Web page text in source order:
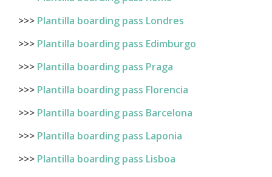
>>> Plantilla boarding pass Londres
>>> Plantilla boarding pass Edimburgo
>>> Plantilla boarding pass Praga
>>> Plantilla boarding pass Florencia
>>> Plantilla boarding pass Barcelona
>>> Plantilla boarding pass Laponia
>>> Plantilla boarding pass Lisboa